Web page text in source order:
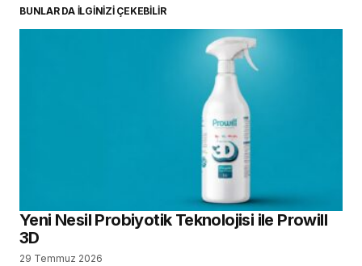
BUNLAR DA İLGİNİZİ ÇEKEBİLİR
Yeni Nesil Probiyotik Teknolojisi ile Prowill
3D
29 Temmuz 2026